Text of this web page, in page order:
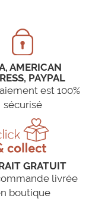
AMERICAN
PAYPAL
est 100%
sécurisé
GRATUIT
livrée
boutique